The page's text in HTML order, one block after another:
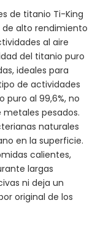
de titanio Ti-King
de alto rendimiento
al aire
del titanio puro
ideales para
de actividades
puro al 99,6%, no
metales pesados.
naturales
en la superficie.
calientes,
largas
ni deja un
original de los